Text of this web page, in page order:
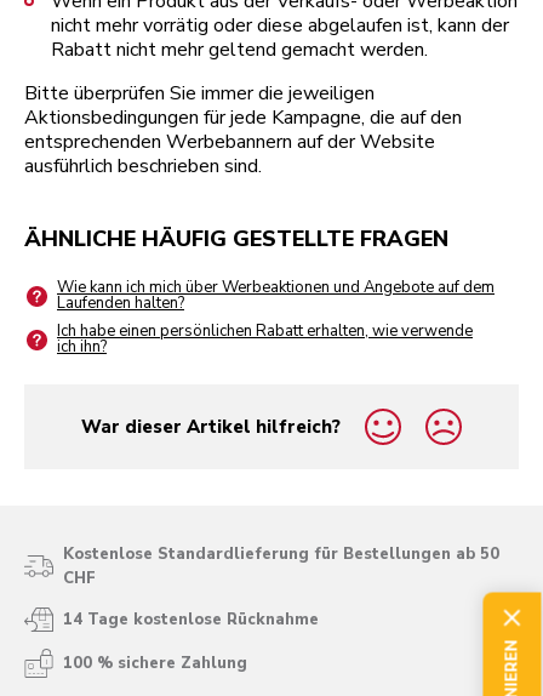
nicht mehr vorrätig oder diese abgelaufen ist, kann der
Rabatt nicht mehr geltend gemacht werden.
Bitte überprüfen Sie immer die jeweiligen
Aktionsbedingungen für jede Kampagne, die auf den
entsprechenden Werbebannern auf der Website
ausführlich beschrieben sind.
ÄHNLICHE HÄUFIG GESTELLTE FRAGEN
Wie kann ich mich über Werbeaktionen und Angebote auf dem
Laufenden halten?
Ich habe einen persönlichen Rabatt erhalten, wie verwende
ich ihn?
War dieser Artikel hilfreich?
yes
no
Kostenlose Standardlieferung für Bestellungen ab 50
CHF
14 Tage kostenlose Rücknahme
100 % sichere Zahlung